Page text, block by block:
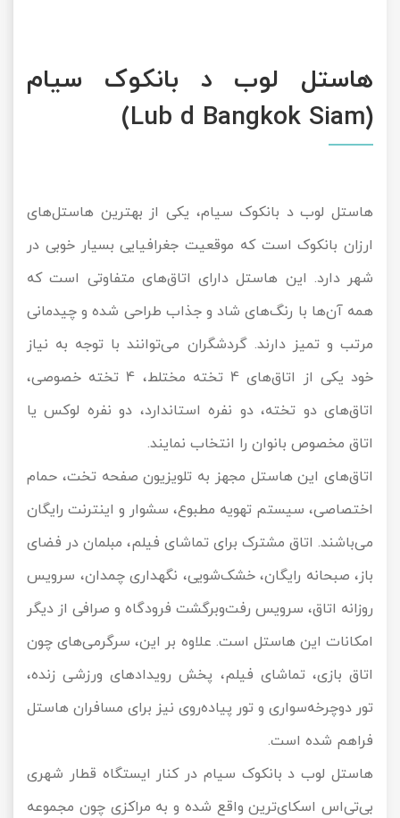
هاستل لوب د بانکوک سیام
(Lub d Bangkok Siam)
هاستل لوب د بانکوک سیام، یکی از بهترین هاستل‌‌های
ارزان بانکوک است که موقعیت جغرافیایی بسیار خوبی در
شهر دارد. این هاستل دارای اتاق‌های متفاوتی است که
همه آن‌ها با رنگ‌های شاد و جذاب طراحی شده و چیدمانی
مرتب و تمیز دارند. گردشگران می‌توانند با توجه به نیاز
خود یکی از اتاق‌های 4 تخته مختلط، 4 تخته خصوصی،
اتاق‌های دو تخته، دو نفره استاندارد، دو نفره لوکس یا
اتاق مخصوص بانوان را انتخاب نمایند.
اتاق‌های این هاستل مجهز به تلویزیون صفحه تخت، حمام
اختصاصی، سیستم تهویه مطبوع، سشوار و اینترنت رایگان
می‌باشند. اتاق مشترک برای تماشای فیلم، مبلمان در فضای
باز، صبحانه رایگان، خشک‌شویی، نگهداری چمدان، سرویس
روزانه اتاق، سرویس رفت‌وبرگشت فرودگاه و صرافی از دیگر
امکانات این هاستل است. علاوه بر این، سرگرمی‌های چون
اتاق بازی، تماشای فیلم، پخش رویدادهای ورزشی زنده،
تور دوچرخه‌سواری و تور پیاده‌روی نیز برای مسافران هاستل
فراهم شده است.
هاستل لوب د بانکوک سیام در کنار ایستگاه قطار شهری
بی‌تی‌اس اسکای‌ترین واقع شده و به مراکزی چون مجموعه